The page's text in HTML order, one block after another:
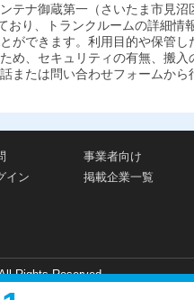
テナ御蔵第一（さいたま市見
おり、トランクルームの詳細
ができます。利用目的や保管
め、セキュリティの有無、搬
または問い合わせフォームか
事業者向け
イン 掲載企業一覧
Rights Reserved.